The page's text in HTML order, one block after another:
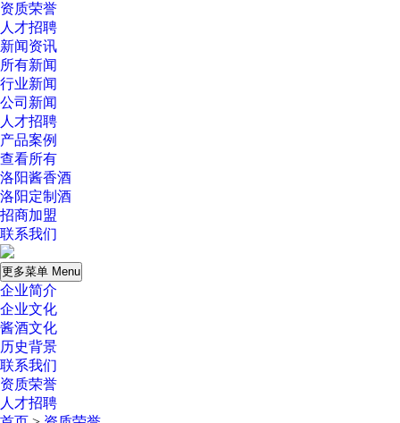
资质荣誉
人才招聘
新闻资讯
所有新闻
行业新闻
公司新闻
人才招聘
产品案例
查看所有
洛阳酱香酒
洛阳定制酒
招商加盟
联系我们
更多菜单 Menu
企业简介
企业文化
酱酒文化
历史背景
联系我们
资质荣誉
人才招聘